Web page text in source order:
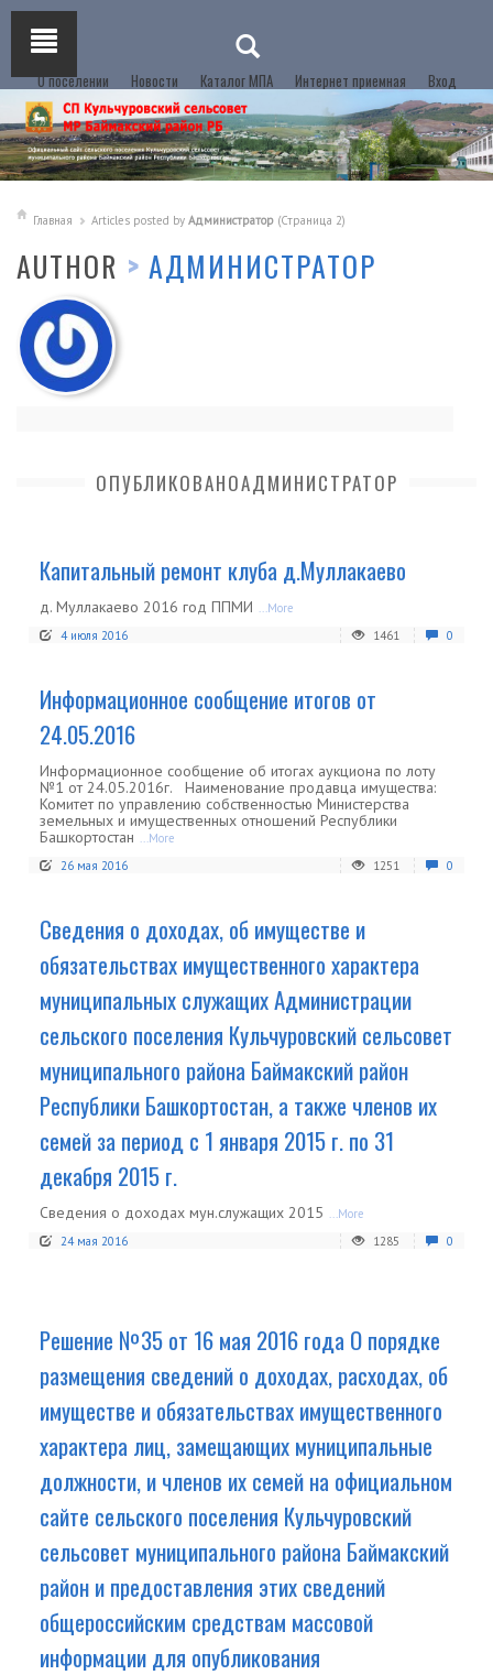
О поселении Новости Каталог МПА Интернет приемная Вход
Главная Articles posted by Администратор (Страница 2)
AUTHOR > АДМИНИСТРАТОР
ОПУБЛИКОВАНОАДМИНИСТРАТОР
Капитальный ремонт клуба д.Муллакаево
д. Муллакаево 2016 год ППМИ ...More
4 июля 2016
1461 0
Информационное сообщение итогов от
24.05.2016
Информационное сообщение об итогах аукциона по лоту
№1 от 24.05.2016г. Наименование продавца имущества:
Комитет по управлению собственностью Министерства
земельных и имущественных отношений Республики
Башкортостан ...More
26 мая 2016
1251 0
Сведения о доходах, об имуществе и
обязательствах имущественного характера
муниципальных служащих Администрации
сельского поселения Кульчуровский сельсовет
муниципального района Баймакский район
Республики Башкортостан, а также членов их
семей за период с 1 января 2015 г. по 31
декабря 2015 г.
Сведения о доходах мун.служащих 2015 ...More
24 мая 2016
1285 0
Решение №35 от 16 мая 2016 года О порядке
размещения сведений о доходах, расходах, об
имуществе и обязательствах имущественного
характера лиц, замещающих муниципальные
должности, и членов их семей на официальном
сайте сельского поселения Кульчуровский
сельсовет муниципального района Баймакский
район и предоставления этих сведений
общероссийским средствам массовой
информации для опубликования